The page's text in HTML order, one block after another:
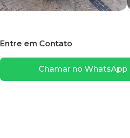
Entre em Contato
Chamar no WhatsApp